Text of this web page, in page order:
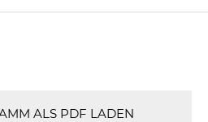
ALS PDF LADEN